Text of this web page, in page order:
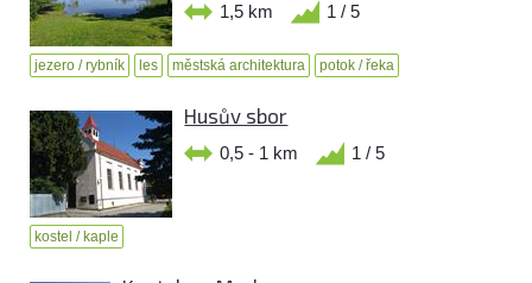
1,5 km 1 / 5
jezero / rybník les městská architektura potok / řeka
Husův sbor
0,5 - 1 km 1 / 5
kostel / kaple